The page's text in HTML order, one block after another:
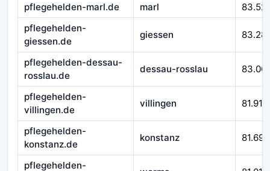
pflegehelden-marl.de marl
pflegehelden-
giessen.de
giessen
pflegehelden-dessau-
rosslau.de
dessau-rosslau 83.061
pflegehelden-
villingen.de
villingen 81.916
pflegehelden-
konstanz.de
konstanz 81.692
pflegehelden-